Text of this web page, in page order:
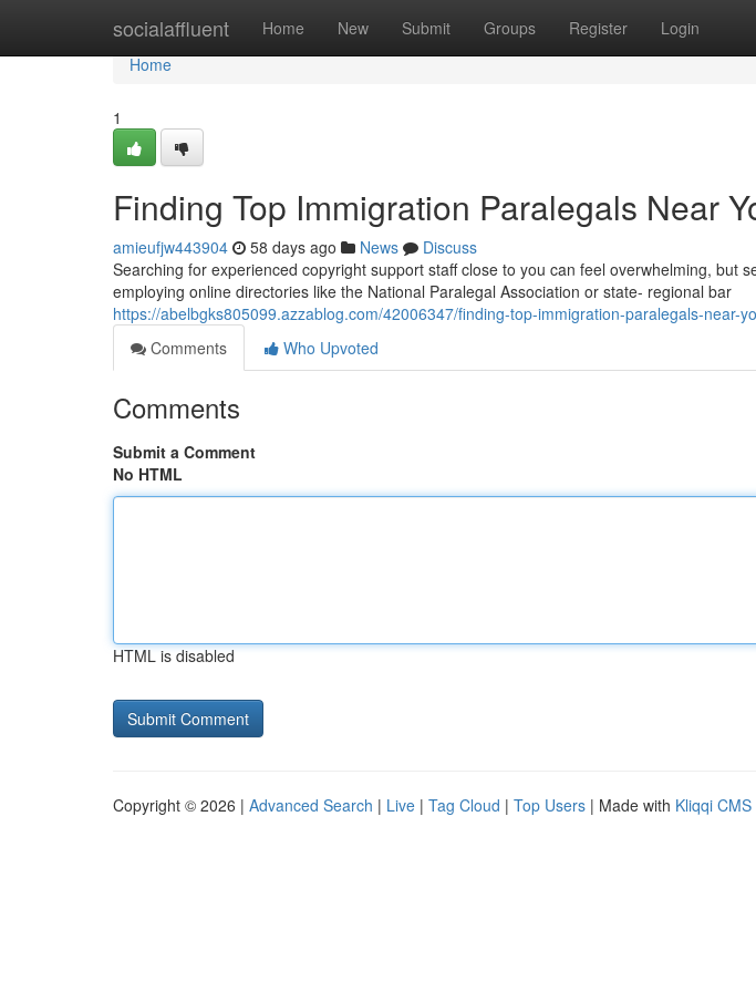
socialaffluent Home New Submit Groups Register Login
Home
Home
1
Finding Top Immigration Paralegals Near
amieufjw443904 58 days ago News
Discuss
Searching for experienced copyright support staff close to you can feel overwhelming, but
employing online directories like the National Paralegal Association or state- regional bar
https://abelbgks805099.azzablog.com/42006347/finding-top-immigration-paralegals-near-
Comments
Who Upvoted
Comments
Submit a Comment
No HTML
HTML is disabled
Copyright © 2026 | Advanced Search | Live | Tag Cloud | Top Users | Made with Kliqqi CMS